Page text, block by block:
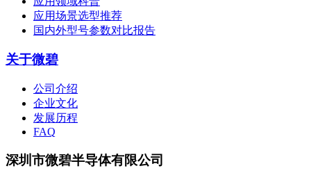
应用场景选型推荐
国内外型号参数对比报告
关于微碧
公司介绍
企业文化
发展历程
FAQ
深圳市微碧半导体有限公司